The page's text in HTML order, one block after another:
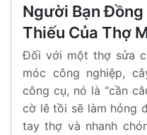
Người Bạn
Thiếu Của Thợ
Đối với một thợ sửa
móc công nghiệp,
công cụ, nó là “cần
cờ lê tồi sẽ làm hỏng
tay thợ và nhanh